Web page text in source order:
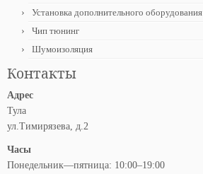
Установка дополнительного оборудования
Чип тюнинг
Шумоизоляция
Контакты
Адрес
Тула
ул.Тимирязева, д.2
Часы
Понедельник—пятница: 10:00–19:00